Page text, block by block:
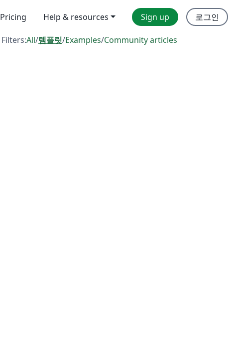
Pricing Help & resources Sign up 로그인
Filters:All/템플릿/Examples/Community articles